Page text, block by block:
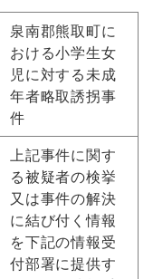
泉南郡熊取町に
おける小学生女
児に対する未成
年者略取誘拐事
件
上記事件に関す
る被疑者の検挙
又は事件の解決
に結び付く情報
を下記の情報受
付部署に提供す